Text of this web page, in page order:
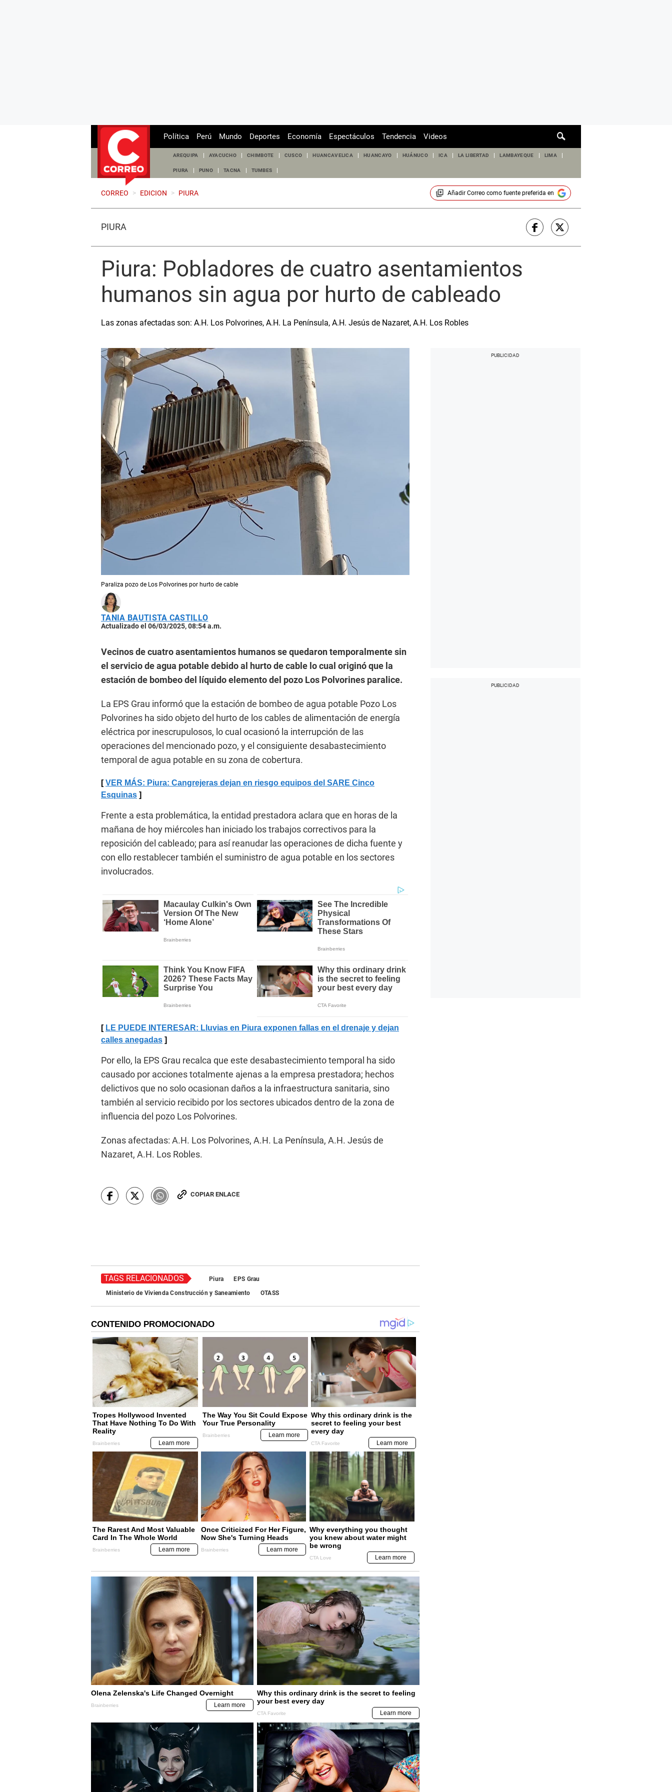
de
Política Perú Mundo Deportes Economía Espectáculos Tendencia Videos
AREQUIPA AYACUCHO CHIMBOTE CUSCO HUANCAVELICA HUANCAYO HUÁNUCO ICA LA LIBERTAD LAMBAYEQUE LIMA
PIURA PUNO TACNA TUMBES
CORREO > EDICION > PIURA Añadir Correocomo fuente preferida en
PIURA
Piura: Pobladores de cuatro asentamientos
humanos sin agua por hurto de cableado
Las zonas afectadas son: A.H. Los Polvorines, A.H. La Península, A.H. Jesús de Nazaret, A.H. Los Robles
Paraliza pozo de Los Polvorines por hurto de cable
TANIA BAUTISTA CASTILLO
Actualizado el 06/03/2025, 08:54 a.m.
Vecinos de cuatro asentamientos humanos se quedaron temporalmente sin
el servicio de agua potable debido al hurto de cable lo cual originó que la
estación de bombeo del líquido elemento del pozo Los Polvorines paralice.
La EPS Grau informó que la estación de bombeo de agua potable Pozo Los
Polvorines ha sido objeto del hurto de los cables de alimentación de energía
eléctrica por inescrupulosos, lo cual ocasionó la interrupción de las
operaciones del mencionado pozo, y el consiguiente desabastecimiento
temporal de agua potable en su zona de cobertura.
VER MÁS: Piura: Cangrejeras dejan en riesgo equipos del SARE Cinco
Esquinas
Frente a esta problemática, la entidad prestadora aclara que en horas de la
mañana de hoy miércoles han iniciado los trabajos correctivos para la
reposición del cableado; para así reanudar las operaciones de dicha fuente y
con ello restablecer también el suministro de agua potable en los sectores
involucrados.
LE PUEDE INTERESAR: Lluvias en Piura exponen fallas en el drenaje y dejan
calles anegadas
Por ello, la EPS Grau recalca que este desabastecimiento temporal ha sido
causado por acciones totalmente ajenas a la empresa prestadora; hechos
delictivos que no solo ocasionan daños a la infraestructura sanitaria, sino
también al servicio recibido por los sectores ubicados dentro de la zona de
influencia del pozo Los Polvorines.
Zonas afectadas: A.H. Los Polvorines, A.H. La Península, A.H. Jesús de
Nazaret, A.H. Los Robles.
COPIAR ENLACE
TAGS RELACIONADOS Piura
EPS Grau
Ministerio de Vivienda Construcción y Saneamiento
OTASS